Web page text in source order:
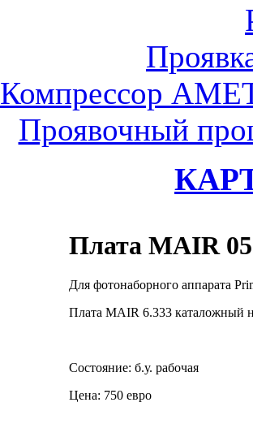
Компрессор
Проявочный
Плата MAIR
Для фотонаборного аппарата
Плата MAIR 6.333 каталожный
Состояние: б.у. рабочая
Цена: 750 евро